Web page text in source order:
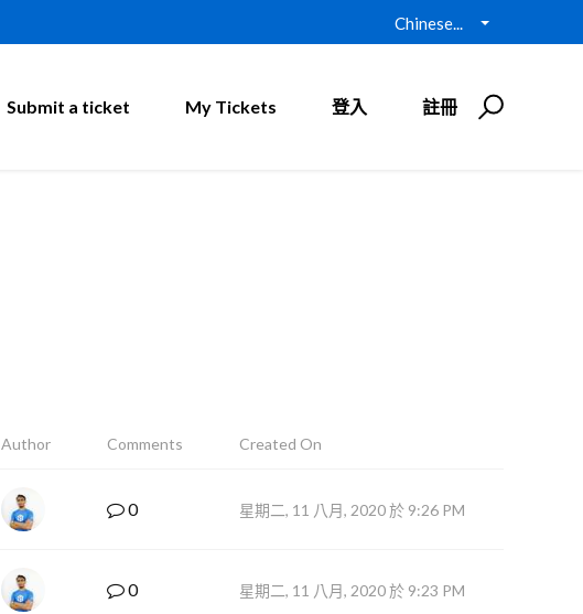
Chinese...
Submit a ticket My Tickets 登入 註冊
Author Comments Created On
0 星期二, 11 八月, 2020 於 9:26 PM
0 星期二, 11 八月, 2020 於 9:23 PM